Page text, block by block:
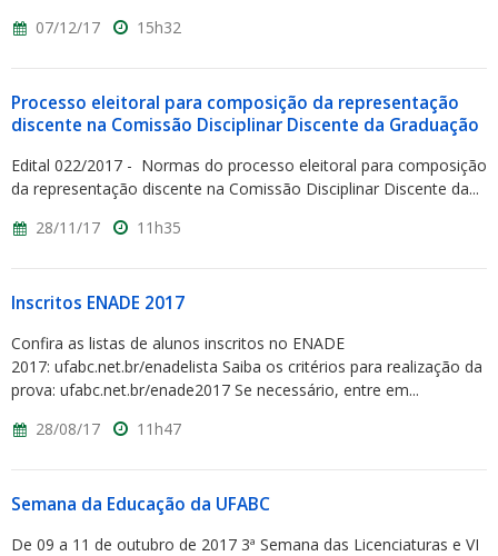
07/12/17
15h32
Processo eleitoral para composição da representação
discente na Comissão Disciplinar Discente da Graduação
Edital 022/2017 - Normas do processo eleitoral para composição
da representação discente na Comissão Disciplinar Discente da...
28/11/17
11h35
Inscritos ENADE 2017
Confira as listas de alunos inscritos no ENADE
2017: ufabc.net.br/enadelista Saiba os critérios para realização da
prova: ufabc.net.br/enade2017 Se necessário, entre em...
28/08/17
11h47
Semana da Educação da UFABC
De 09 a 11 de outubro de 2017 3ª Semana das Licenciaturas e VI